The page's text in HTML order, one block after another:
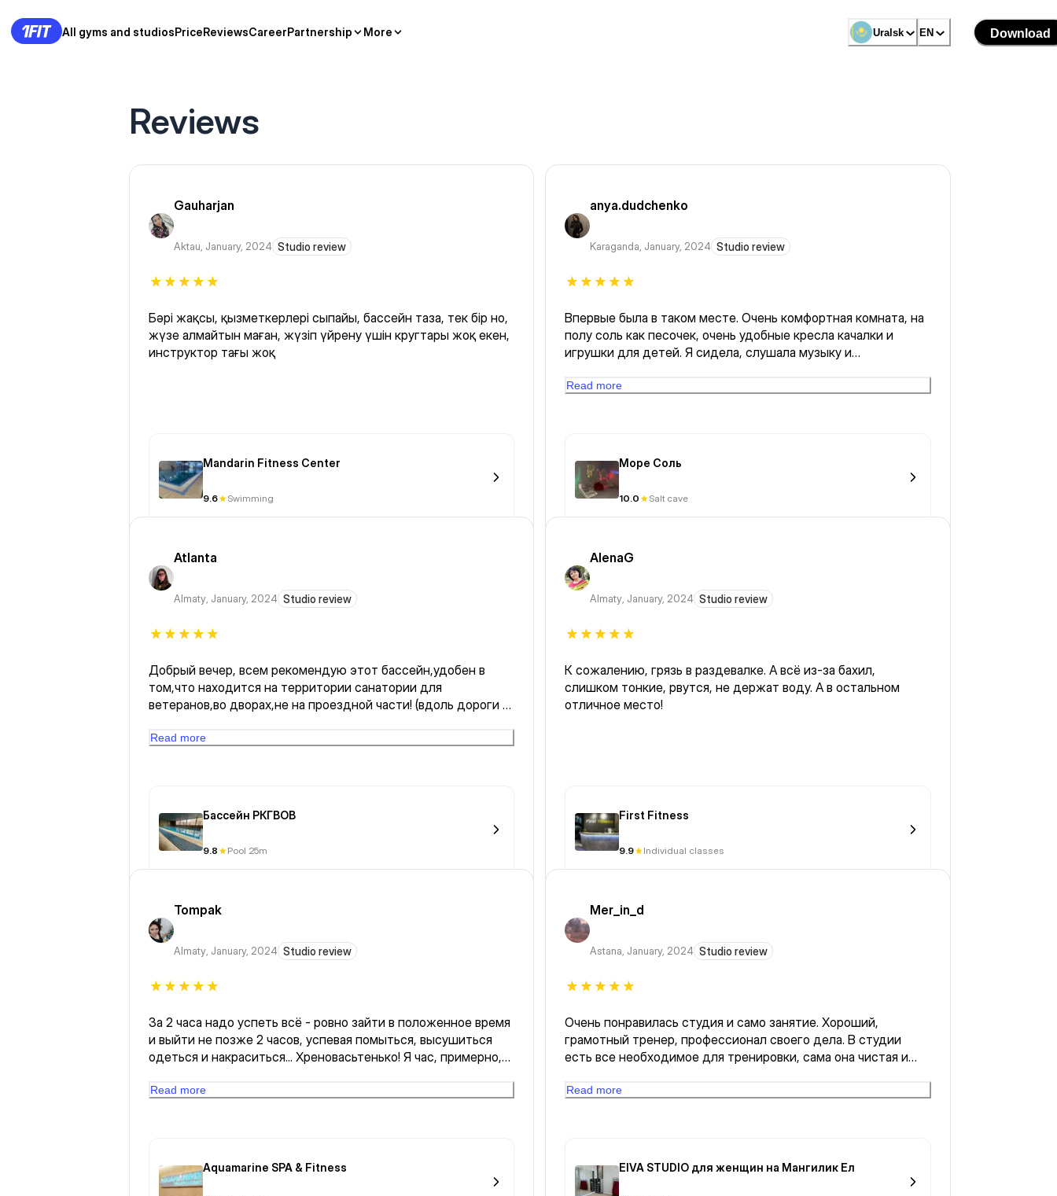
All gyms and studiosPriceReviewsCareerPartnership More Uralsk EN Download
Reviews
Gauharjan
Aktau, January, 2024 Studio review
Бәрі жақсы, қызметкерлері сыпайы, бассейн таза, тек бір но,
жүзе алмайтын маған, жүзіп үйрену үшін кругтары жоқ екен,
инструктор тағы жоқ
Mandarin Fitness Center
9.6 Swimming
anya.dudchenko
Karaganda, January, 2024 Studio review
Впервые была в таком месте. Очень комфортная комната, на
полу соль как песочек, очень удобные кресла качалки и
игрушки для детей. Я сидела, слушала музыку и
Read more
Море Соль
10.0 Salt cave
Atlanta
Almaty, January, 2024 Studio review
Добрый вечер, всем рекомендую этот бассейн,удобен в
том,что находится на территории санатории для
ветеранов,во дворах,не на проездной части! (вдоль дороги и
(имеется инвентарь для упражнений в воде:
Read more
Бассейн РКГВОВ
9.8 Pool 25m
AlenaG
Almaty, January, 2024 Studio review
К сожалению, грязь в раздевалке. А всё из-за бахил,
слишком тонкие, рвутся, не держат воду. А в остальном
отличное место!
First Fitness
9.9 Individual classes
Tompak
Almaty, January, 2024 Studio review
За 2 часа надо успеть всё - ровно зайти в положенное время
и выйти не позже 2 часов, успевая помыться, высушиться
одеться и накраситься... Хреновасьтенько! Я час, примерно,
уходит всего час. Печально!!!
Read more
Aquamarine SPA & Fitness
Mer_in_d
Astana, January, 2024 Studio review
Очень понравилась студия и само занятие. Хороший,
грамотный тренер, профессионал своего дела. В студии
есть все необходимое для тренировки, сама она чистая и
Read more
EIVA STUDIO для женщин на Мангилик Ел